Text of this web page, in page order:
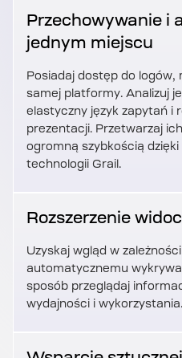
Przechowywanie i
jednym miejscu
Posiadaj dostęp do
samej platformy. Analizuj
elastyczny język zapytań i
prezentacji. Przetwarzaj
ogromną szybkością
technologii Grail.
Rozszerzenie
Uzyskaj wgląd w
automatycznemu
sposób przeglądaj
wydajności i wykorzystania.